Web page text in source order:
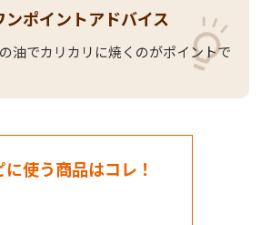
ンポイントアドバイス
油でカリカリに焼くのがポイントで
使う商品はコレ！